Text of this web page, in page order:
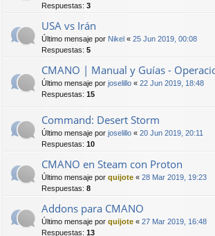
Respuestas: 3
USA vs Irán
Último mensaje por Nikel « 25 Jun 2019, 00:08
Respuestas: 5
CMANO | Manual y Guías -
Último mensaje por joselillo « 22 Jun 2019, 18:48
Respuestas: 15
Command: Desert Storm
Último mensaje por joselillo « 20 Jun 2019, 20:11
Respuestas: 10
CMANO en Steam con Proton
Último mensaje por quijote « 28 Mar 2019, 19:23
Respuestas: 8
Addons para CMANO
Último mensaje por quijote « 27 Mar 2019, 16:48
Respuestas: 13